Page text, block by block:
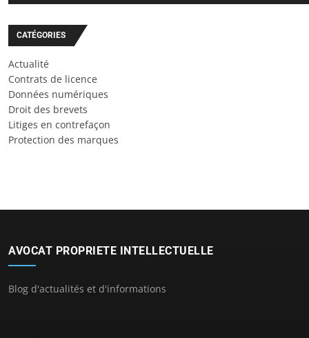
CATÉGORIES
Actualité
Contrats de licence
Données numériques
Droit des brevets
Litiges en contrefaçon
Protection des marques
AVOCAT PROPRIETE INTELLECTUELLE
Blog d'actualités et d'informations